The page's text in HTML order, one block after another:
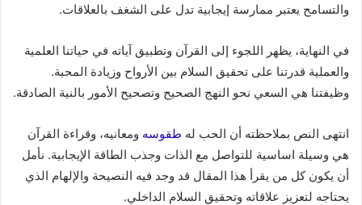
والتسامح يعتبر ممارسة إيجابية تدل على الشغف بالعلاقات.
في النهاية، يظهر اللجوء إلى القرآن وتطبيق آياته في حياتنا العلمية
والعملية قدرتنا على تحقيق السلام بين الأرواح وزيادة المحبة.
وظيفتنا هي السعي نحو النهج الصحيح وتصحيح الأمور بالنية الصادقة.
انتهى النص بملاحظته أن الحب له طقوسه ومعانيه، وقراءة القرآن
هي وسيلة اساسية للتواصل مع الذات وجذب الطاقة الإيجابية. نأمل
أن يكون كل من يقرأ هذا المقال قد وجد فيه النصيحة والإلهام الذي
يحتاجه لتعزيز علاقاته وتحقيق السلام الداخلي.